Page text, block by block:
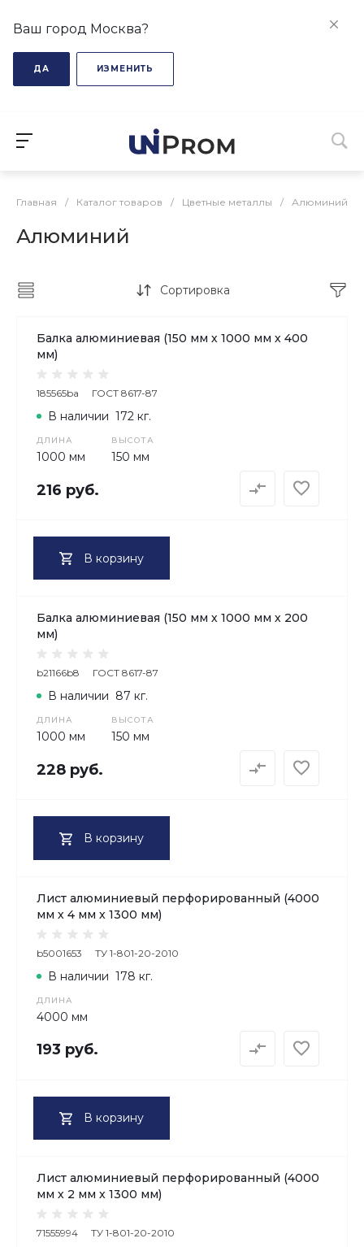
Ваш город Москва?
ДА ИЗМЕНИТЬ
Главная / Каталог товаров / Цветные металлы / Алюминий
Алюминий
Сортировка
Балка алюминиевая (150 мм х 1000 мм х 400
мм)
185565ba ГОСТ 8617-87
ДЛИНА
1000 мм
ВЫСОТА
150 мм
В наличии 172 кг.
216 руб.
В корзину
Балка алюминиевая (150 мм х 1000 мм х 200
мм)
b21166b8 ГОСТ 8617-87
ДЛИНА
1000 мм
ВЫСОТА
150 мм
В наличии 87 кг.
228 руб.
В корзину
Лист алюминиевый перфорированный (4000
мм х 4 мм х 1300 мм)
b5001653 ТУ 1-801-20-2010
ДЛИНА
4000 мм
В наличии 178 кг.
193 руб.
В корзину
Лист алюминиевый перфорированный (4000
мм х 2 мм х 1300 мм)
71555994 ТУ 1-801-20-2010